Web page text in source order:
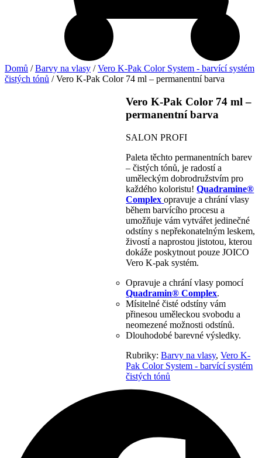
Domů /Barvy na vlasy /Vero K-Pak Color System - barvící systém
čistých tónů / Vero K-Pak Color 74 ml – permanentní barva
Vero K-Pak Color 74 ml –
permanentní barva
SALON PROFI
Paleta těchto permanentních barev
– čistých tónů, je radostí a
uměleckým dobrodružstvím pro
každého koloristu!Quadramine®
Complex opravuje a chrání vlasy
během barvícího procesu a
umožňuje vám vytvářet jedinečné
odstíny s nepřekonatelným leskem,
živostí a naprostou jistotou, kterou
dokáže poskytnout pouze JOICO
Vero K-pak systém.
Opravuje a chrání vlasy pomocí
Quadramin® Complex.
Mísitelné čisté odstíny vám
přinesou uměleckou svobodu a
neomezené možnosti odstínů.
Dlouhodobé barevné výsledky.
Rubriky: Barvy na vlasy,Vero K-
Pak Color System - barvící systém
čistých tónů